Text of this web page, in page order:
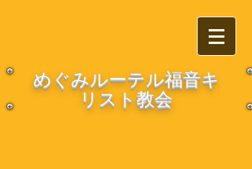
​​めぐみルーテル福音キ
リスト教会